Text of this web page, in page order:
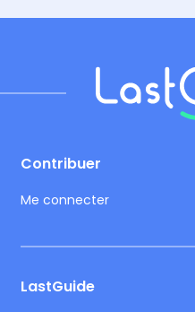
Contribuer
Me connecter
LastGuide